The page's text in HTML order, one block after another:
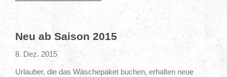
Neu ab Saison 2015
8. Dez. 2015
Urlauber, die das Wäschepaket buchen, erhalten neue